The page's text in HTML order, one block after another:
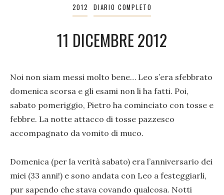
2012 DIARIO COMPLETO
11 DICEMBRE 2012
Noi non siam messi molto bene… Leo s’era sfebbrato
domenica scorsa e gli esami non li ha fatti. Poi,
sabato pomeriggio, Pietro ha cominciato con tosse e
febbre. La notte attacco di tosse pazzesco
accompagnato da vomito di muco.
Domenica (per la verità sabato) era l’anniversario dei
miei (33 anni!) e sono andata con Leo a festeggiarli,
pur sapendo che stava covando qualcosa. Notti